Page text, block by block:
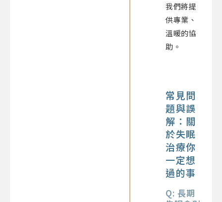
我們將提
供專業、
溫暖的協
助。
常見問
題與誤
解：關
於失眠
治療你
一定想
過的事
Q: 長期